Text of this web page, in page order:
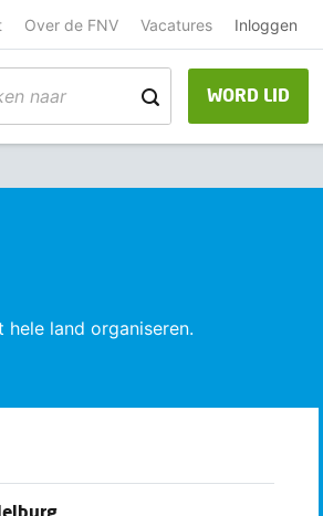
Over de FNV Vacatures Inloggen
WORD LID
land organiseren.